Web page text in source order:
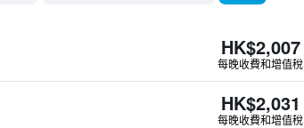
HK$2,007
每晚收費和增值稅
HK$2,031
每晚收費和增值稅